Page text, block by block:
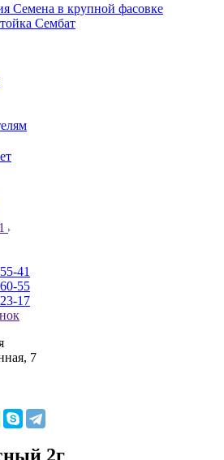
Семена в крупной фасовке
Сембат
41
55
17
7
2г